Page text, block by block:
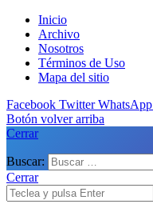
Inicio
Archivo
Nosotros
Términos de Uso
Mapa del sitio
Facebook Twitter WhatsApp
Botón volver arriba
Cerrar
Buscar:
Cerrar